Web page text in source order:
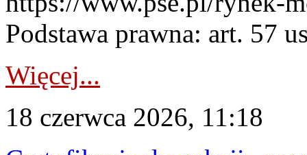
Podstawa prawna: art. 57
Więcej...
18 czerwca 2026, 11:18